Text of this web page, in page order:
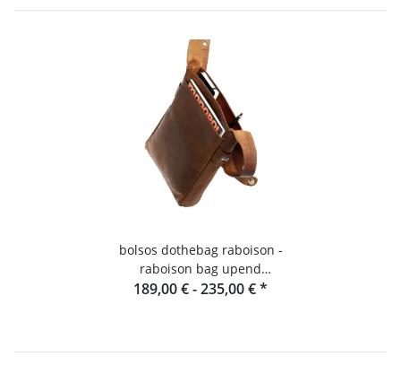
bolsos dothebag raboison -
raboison bag upend
formato vertical toro
189,00 € -235,00 €*